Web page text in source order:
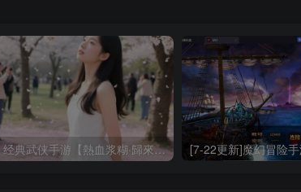
经典武侠手游【熱血浆糊·歸來代金券内购七职业精修版】Linux一键全自动搭建脚本+管理后台+CDK授权后台+安卓